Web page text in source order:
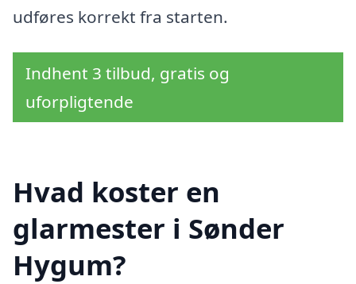
udføres korrekt fra starten.
Indhent 3 tilbud, gratis og
uforpligtende
Hvad koster en
glarmester i Sønder
Hygum?